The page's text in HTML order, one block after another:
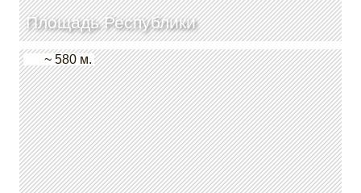
Площадь Республики
~ 580 м.